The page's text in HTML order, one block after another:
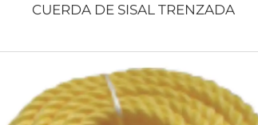
CUERDA DE SISAL TRENZADA